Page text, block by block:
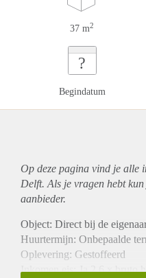
37 m2
?
Begindatum
Op deze pagina vind je alle
Delft. Als je vragen hebt
aanbieder.
Object: Direct bij de
Huurtermijn: Onbepaalde
Oplevering: Gestoffeerd
Inkomen eis: Ja 2,6 x bruto